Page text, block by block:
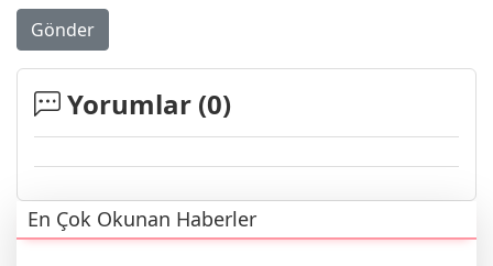
Gönder
Yorumlar (0)
En Çok Okunan Haberler